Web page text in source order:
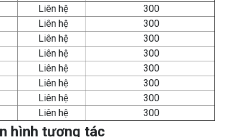
Liên hệ
300
Liên hệ
300
Liên hệ
300
Liên hệ
300
Liên hệ
300
Liên hệ
300
Liên hệ
300
Liên hệ 300
hình tương tác